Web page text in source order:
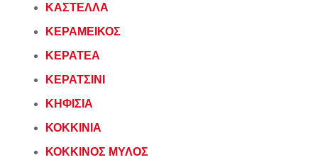
ΚΑΣΤΕΛΛΑ
ΚΕΡΑΜΕΙΚΟΣ
ΚΕΡΑΤΕΑ
ΚΕΡΑΤΣΙΝΙ
ΚΗΦΙΣΙΑ
ΚΟΚΚΙΝΙΑ
ΚΟΚΚΙΝΟΣ ΜΥΛΟΣ